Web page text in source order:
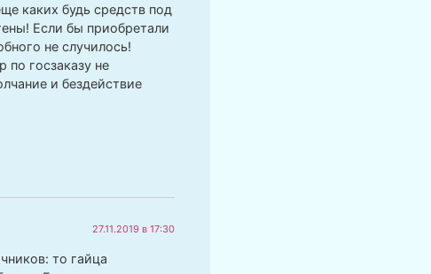
каких будь средств под
Если бы приобретали
не случилось!
по госзаказу не
и бездействие
27.11.2019 в 17:30
то гайца